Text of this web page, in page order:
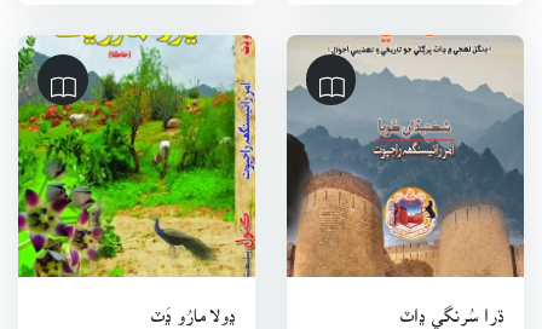
ڌرا سُرنگي ڍاٽ ڍولا مارُو ڍَٽ